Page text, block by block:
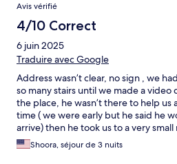
Avis vérifié
4/10 Correct
6 juin 2025
Traduire avec Google
Address wasn’t clear, no sign , we
so many stairs until we made a
the place, he wasn’t there to help us
time ( we were early but he said he
arrive) then he took us to a very
like a cave, we complained and after
us another room (same size but
Shoora, séjour de 3 nuits